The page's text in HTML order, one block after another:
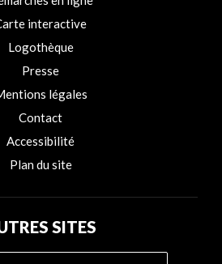
interactive
Logothèque
Presse
légales
Contact
Accessibilité
Plan du site
SITES